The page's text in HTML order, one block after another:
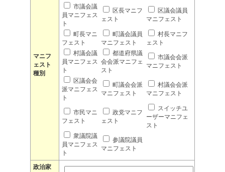
マニフ
ェスト
種別
市議会議
員マニフェス
ト
区長マニフ
ェスト
区議会議員
マニフェスト
町長マニ
フェスト
町議会議員
マニフェスト
村長マニフ
ェスト
村議会議
員マニフェス
ト
都道府県議
会会派マニフェ
スト
市議会会派
マニフェスト
区議会会
派マニフェス
ト
町議会会派
マニフェスト
村議会会派
マニフェスト
市民マニ
フェスト
政党マニフ
ェスト
スイッチユ
ーザーマニフェ
スト
衆議院議
員マニフェス
ト
参議院議員
マニフェスト
政治家